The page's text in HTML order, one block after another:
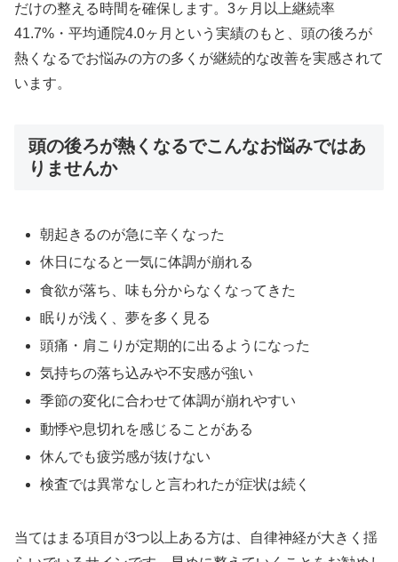
だけの整える時間を確保します。3ヶ月以上継続率
41.7%・平均通院4.0ヶ月という実績のもと、頭の後ろが
熱くなるでお悩みの方の多くが継続的な改善を実感されて
います。
頭の後ろが熱くなるでこんなお悩みではあ
りませんか
朝起きるのが急に辛くなった
休日になると一気に体調が崩れる
食欲が落ち、味も分からなくなってきた
眠りが浅く、夢を多く見る
頭痛・肩こりが定期的に出るようになった
気持ちの落ち込みや不安感が強い
季節の変化に合わせて体調が崩れやすい
動悸や息切れを感じることがある
休んでも疲労感が抜けない
検査では異常なしと言われたが症状は続く
当てはまる項目が3つ以上ある方は、自律神経が大きく揺